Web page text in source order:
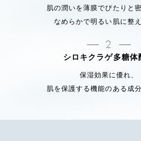
肌の潤いを薄膜でぴたりと密
なめらかで明るい肌に整え
2
シロキクラゲ多糖体
保湿効果に優れ、
肌を保護する機能のある成分